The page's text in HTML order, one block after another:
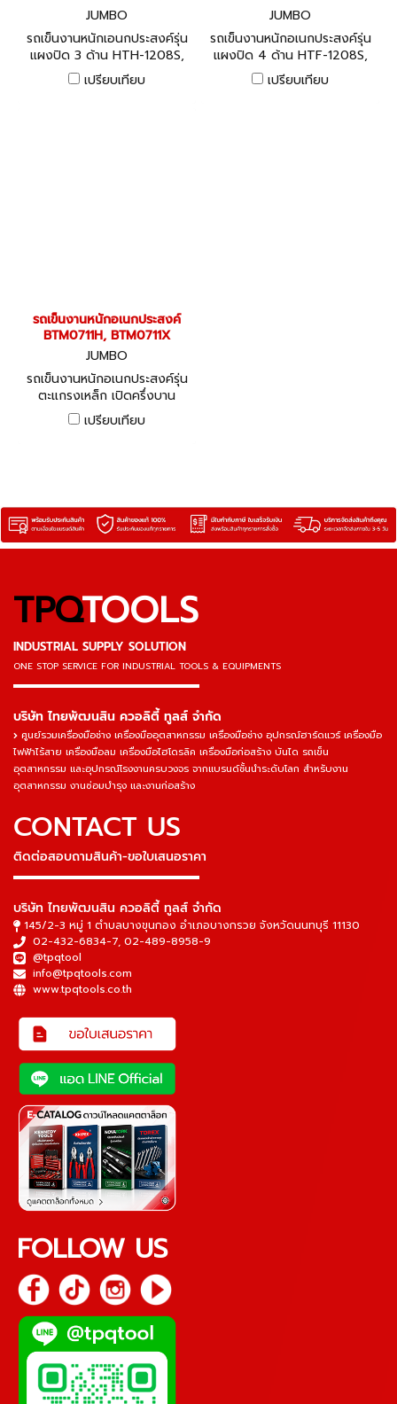
JUMBO
รถเข็นงานหนักเอนกประสงค์รุ่น
แผงปิด 3 ด้าน HTH-1208S,
HTH-1208W
เปรียบเทียบ
JUMBO
รถเข็นงานหนักอเนกประสงค์รุ่น
แผงปิด 4 ด้าน HTF-1208S,
HTF-1208W
เปรียบเทียบ
รถเข็นงานหนักอเนกประสงค์
BTM0711H, BTM0711X
JUMBO
รถเข็นงานหนักอเนกประสงค์รุ่น
ตะแกรงเหล็ก เปิดครึ่งบาน
BTM0711H, BTM0711X
เปรียบเทียบ
TPQTOOLS
INDUSTRIAL SUPPLY SOLUTION
ONE STOP SERVICE FOR INDUSTRIAL TOOLS & EQUIPMENTS
▬▬▬▬▬▬▬▬▬▬▬▬▬▬▬
บริษัท ไทยพัฒนสิน ควอลิตี้ ทูลส์ จำกัด
ศูนย์รวมเครื่องมือช่าง เครื่องมืออุตสาหกรรม เครื่องมือช่าง อุปกรณ์ฮาร์ดแวร์ เครื่องมือ
ไฟฟ้าไร้สาย เครื่องมือลม เครื่องมือไฮโดรลิค เครื่องมือก่อสร้าง บันได รถเข็น
อุตสาหกรรม และอุปกรณ์โรงงานครบวงจร จากแบรนด์ชั้นนำระดับโลก สำหรับงาน
อุตสาหกรรม งานซ่อมบำรุง และงานก่อสร้าง
CONTACT US
ติดต่อสอบถามสินค้า-ขอใบเสนอราคา
▬▬▬▬▬▬▬▬▬▬▬▬▬▬▬
บริษัท ไทยพัฒนสิน ควอลิตี้ ทูลส์ จำกัด
145/2-3 หมู่ 1 ตำบลบางขุนกอง อำเภอบางกรวย จังหวัดนนทบุรี 11130
02-432-6834-7, 02-489-8958-9
@tpqtool
info@tpqtools.com
www.tpqtools.co.th
FOLLOW US